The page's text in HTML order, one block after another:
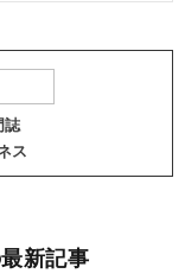
誌
ス
新記事